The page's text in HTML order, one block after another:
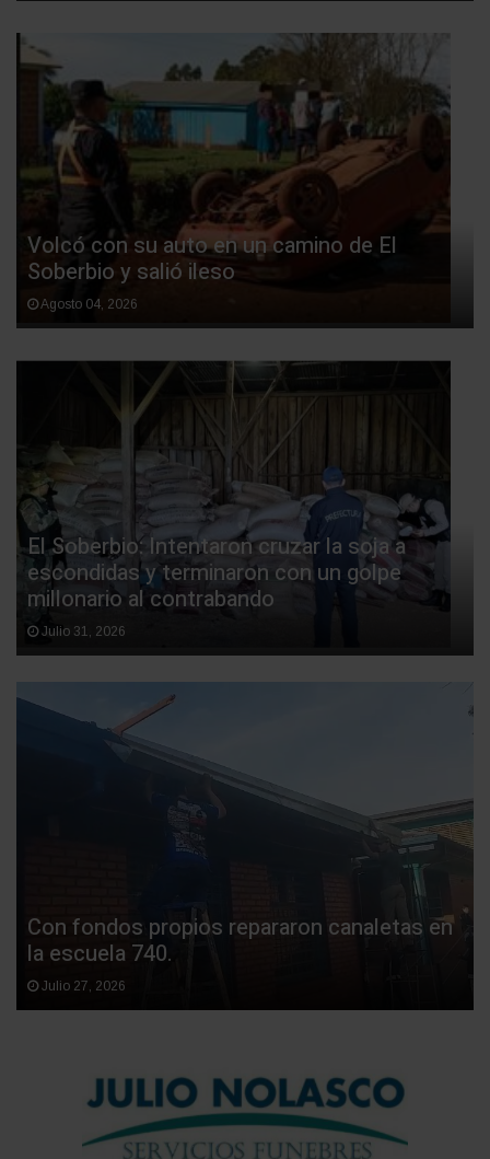
Volcó con su auto en un camino de El
Soberbio y salió ileso
Agosto 04, 2026
El Soberbio: Intentaron cruzar la soja a
escondidas y terminaron con un golpe
millonario al contrabando
Julio 31, 2026
Con fondos propios repararon canaletas en
la escuela 740.
Julio 27, 2026